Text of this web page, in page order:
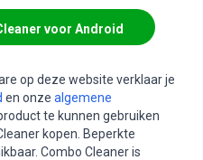
voor Android
op deze website verklaar je
en onze algemene
te kunnen gebruiken
kopen. Beperkte
Combo Cleaner is